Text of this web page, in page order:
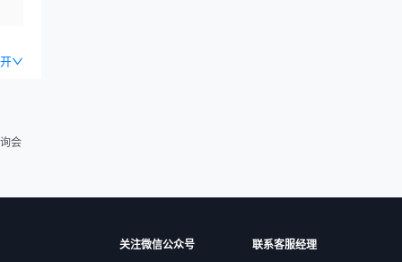
会
关注微信公众号 联系客服经理